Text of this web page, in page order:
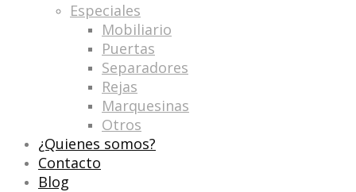
Especiales
Mobiliario
Puertas
Separadores
Rejas
Marquesinas
Otros
¿Quienes somos?
Contacto
Blog